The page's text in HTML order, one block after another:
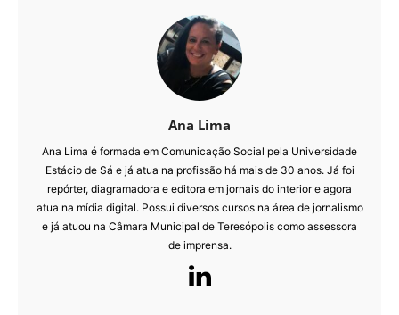
Ana Lima
Ana Lima é formada em Comunicação Social pela Universidade
Estácio de Sá e já atua na profissão há mais de 30 anos. Já foi
repórter, diagramadora e editora em jornais do interior e agora
atua na mídia digital. Possui diversos cursos na área de jornalismo
e já atuou na Câmara Municipal de Teresópolis como assessora
de imprensa.